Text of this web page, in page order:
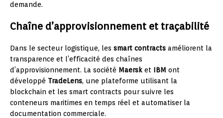
demande.
Chaîne d’approvisionnement et traçabilité
Dans le secteur logistique, les smart contracts améliorent la
transparence et l’efficacité des chaînes
d’approvisionnement. La société Maersk et IBM ont
développé TradeLens, une plateforme utilisant la
blockchain et les smart contracts pour suivre les
conteneurs maritimes en temps réel et automatiser la
documentation commerciale.